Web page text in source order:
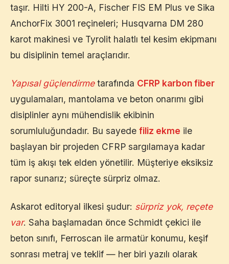
taşır. Hilti HY 200-A, Fischer FIS EM Plus ve Sika
AnchorFix 3001 reçineleri; Husqvarna DM 280
karot makinesi ve Tyrolit halatlı tel kesim ekipmanı
bu disiplinin temel araçlarıdır.
Yapısal güçlendirmetarafında CFRP karbon fiber
uygulamaları, mantolama ve beton onarımı gibi
disiplinler aynı mühendislik ekibinin
sorumluluğundadır. Bu sayede filiz ekme ile
başlayan bir projeden CFRP sargılamaya kadar
tüm iş akışı tek elden yönetilir. Müşteriye eksiksiz
rapor sunarız; süreçte sürpriz olmaz.
Askarot editoryal ilkesi şudur: sürpriz yok, reçete
var. Saha başlamadan önce Schmidt çekici ile
beton sınıfı, Ferroscan ile armatür konumu, keşif
sonrası metraj ve teklif — her biri yazılı olarak